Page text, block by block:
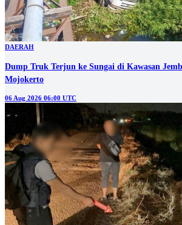
DAERAH
Dump Truk Terjun ke Sungai di Kawasan
Mojokerto
06 Aug 2026 06:00 UTC